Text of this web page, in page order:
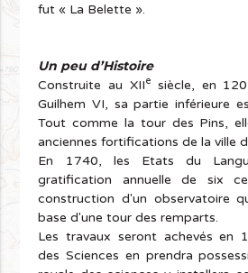
fut « La Belette ».
Un peu d’Histoire
Construite au XIIe
siècle, en
Guilhem VI, sa partie inférieure
Tout comme la tour des Pins,
anciennes fortifications de la ville
En 1740, les Etats du
gratification annuelle de six
construction d'un observatoire
base d'une tour des remparts.
Les travaux seront achevés en
des Sciences en prendra